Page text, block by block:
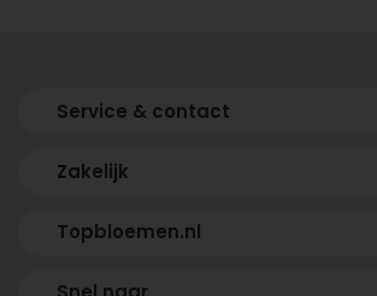
Service & contact
Zakelijk
Topbloemen.nl